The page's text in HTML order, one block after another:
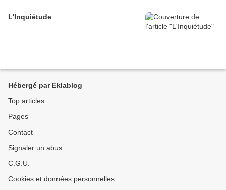
L'Inquiétude
Hébergé par Eklablog
Top articles
Pages
Contact
Signaler un abus
C.G.U.
Cookies et données personnelles